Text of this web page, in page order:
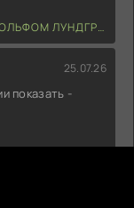
(2026)
25.07.26
показать -